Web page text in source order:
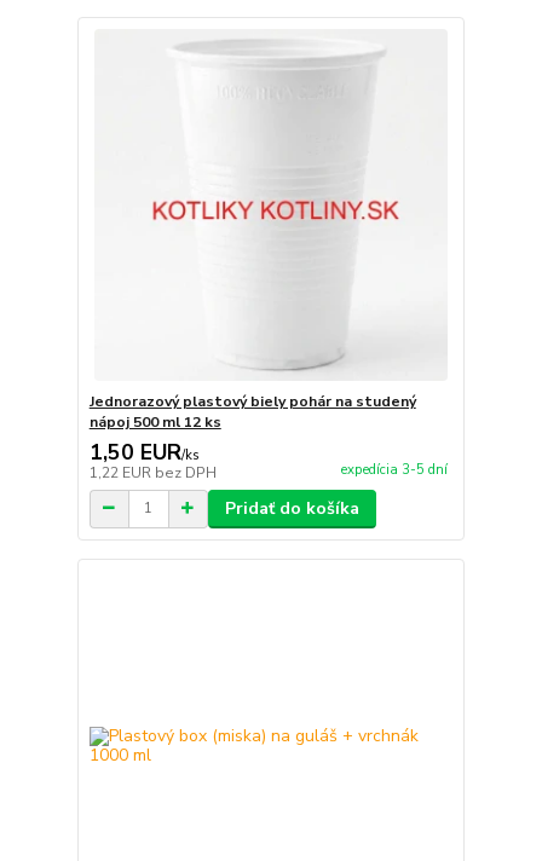
Jednorazový plastový biely pohár na studený
nápoj 500 ml 12 ks
1,50 EUR/ks
1,22 EUR bez DPH expedícia 3-5 dní
Pridať do košíka